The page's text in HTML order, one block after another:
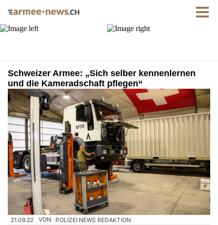
Schweizer Armee: „Sich selber kennenlernen
und die Kameradschaft pflegen“
21.09.22 VON POLIZEI.NEWS REDAKTION